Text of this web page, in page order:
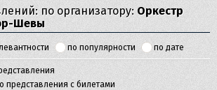
по организатору: Оркестр
Шевы
по популярности по дате
представления с билетами